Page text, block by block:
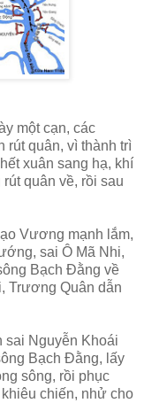
một cạn, các
rút quân, vì thành trì
xuân sang hạ, khí
quân về, rồi sau
Vương mạnh lắm,
sai Ô Mã Nhi,
Bạch Đằng về
Trương Quân dẫn
Nguyễn Khoái
Bạch Đằng, lấy
sông, rồi phục
chiến, nhử cho